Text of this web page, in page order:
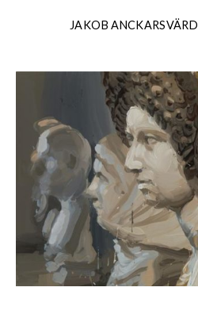
JAKOB ANCKARSVÄRD